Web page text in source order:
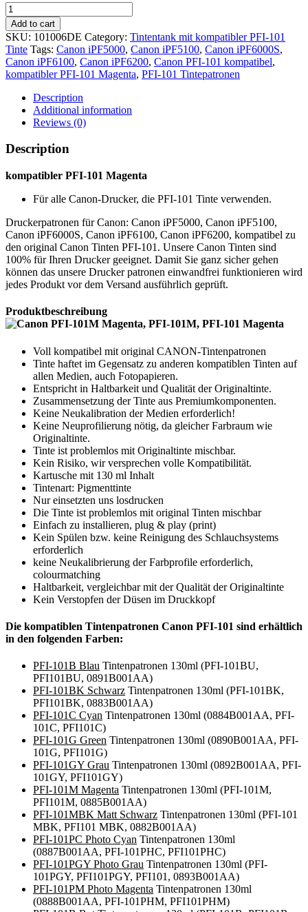
kompatibler
PFI-
101
Magenta
quantity
Add to cart
SKU: 101006DE Category: Tintentank mit kompatibler PFI-101
Tinte Tags: Canon iPF5000, Canon iPF5100, Canon iPF6000S,
Canon iPF6100, Canon iPF6200, Canon PFI-101 kompatibel,
kompatibler PFI-101 Magenta, PFI-101 Tintepatronen
Description
Additional information
Reviews (0)
Description
kompatibler PFI-101 Magenta
Für alle Canon-Drucker, die PFI-101 Tinte verwenden.
Druckerpatronen für Canon: Canon iPF5000, Canon iPF5100,
Canon iPF6000S, Canon iPF6100, Canon iPF6200, kompatibel zu
den original Canon Tinten PFI-101. Unsere Canon Tinten sind
100% für Ihren Drucker geeignet. Damit Sie ganz sicher gehen
können das unsere Drucker patronen einwandfrei funktionieren wird
jedes Produkt vor dem Versand ausführlich geprüft.
Produktbeschreibung
Voll kompatibel mit original CANON-Tintenpatronen
Tinte haftet im Gegensatz zu anderen kompatiblen Tinten auf
allen Medien, auch Fotopapieren.
Entspricht in Haltbarkeit und Qualität der Originaltinte.
Zusammensetzung der Tinte aus Premiumkomponenten.
Keine Neukalibration der Medien erforderlich!
Keine Neuprofilierung nötig, da gleicher Farbraum wie
Originaltinte.
Tinte ist problemlos mit Originaltinte mischbar.
Kein Risiko, wir versprechen volle Kompatibilität.
Kartusche mit 130 ml Inhalt
Tintenart: Pigmenttinte
Nur einsetzten uns losdrucken
Die Tinte ist problemlos mit original Tinten mischbar
Einfach zu installieren, plug & play (print)
Kein Spülen bzw. keine Reinigung des Schlauchsystems
erforderlich
keine Neukalibrierung der Farbprofile erforderlich,
colourmatching
Haltbarkeit, vergleichbar mit der Qualität der Originaltinte
Kein Verstopfen der Düsen im Druckkopf
Die kompatiblen Tintenpatronen Canon PFI-101 sind erhältlich
in den folgenden Farben:
PFI-101B Blau Tintenpatronen 130ml (PFI-101BU,
PFI101BU, 0891B001AA)
PFI-101BK Schwarz Tintenpatronen 130ml (PFI-101BK,
PFI101BK, 0883B001AA)
PFI-101C Cyan Tintenpatronen 130ml (0884B001AA, PFI-
101C, PFI101C)
PFI-101G Green Tintenpatronen 130ml (0890B001AA, PFI-
101G, PFI101G)
PFI-101GY Grau Tintenpatronen 130ml (0892B001AA, PFI-
101GY, PFI101GY)
PFI-101M Magenta Tintenpatronen 130ml (PFI-101M,
PFI101M, 0885B001AA)
PFI-101MBK Matt Schwarz Tintenpatronen 130ml (PFI-101
MBK, PFI101 MBK, 0882B001AA)
PFI-101PC Photo Cyan Tintenpatronen 130ml
(0887B001AA, PFI-101PHC, PFI101PHC)
PFI-101PGY Photo Grau Tintenpatronen 130ml (PFI-
101PGY, PFI101PGY, PFI101, 0893B001AA)
PFI-101PM Photo Magenta Tintenpatronen 130ml
(0888B001AA, PFI-101PHM, PFI101PHM)